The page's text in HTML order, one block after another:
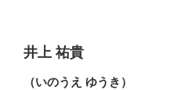
井上 祐貴
（いのうえ ゆうき）